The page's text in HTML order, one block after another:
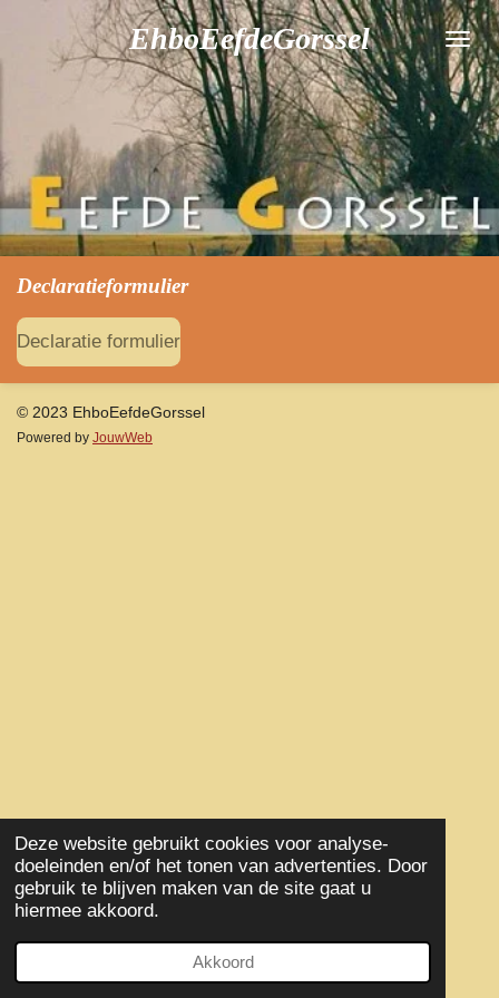
Deze website gebruikt cookies voor analyse-
doeleinden en/of het tonen van advertenties. Door
gebruik te blijven maken van de site gaat u
hiermee akkoord.
Akkoord
direct
hoofdinhoud
EhboEefdeGorssel
Declaratieformulier
Declaratie formulier
© 2023 EhboEefdeGorssel
Powered by JouwWeb